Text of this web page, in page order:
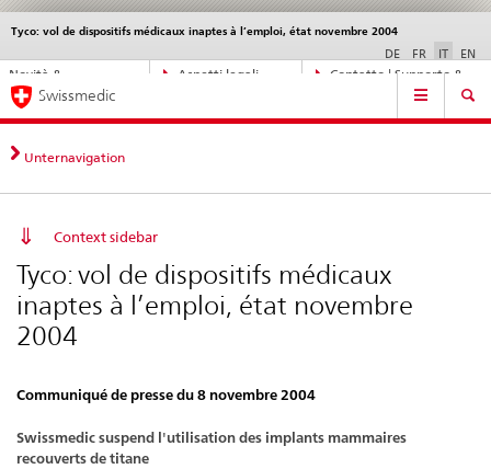
Navigazione
diretta:
novità,
legali,
Novità &
Aspetti legali,
Contatto | Supporto &
Tyco: vol de dispositifs médicaux inaptes à l’emploi, état novembre 2004
DE FR IT EN
Service
Navigation
Swissmedic
Unternavigation
Context sidebar
Tyco: vol de dispositifs médicaux
inaptes à l’emploi, état novembre
2004
Communiqué de presse du 8 novembre 2004
Swissmedic suspend l'utilisation des implants mammaires
recouverts de titane